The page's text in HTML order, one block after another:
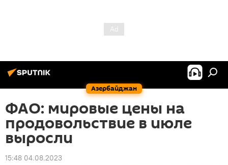
Азербайджан
ФАО: мировые цены на
продовольствие в июле
выросли
15:48 04.08.2023